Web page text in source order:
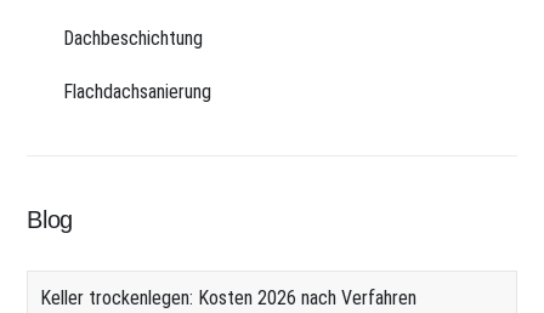
Dachbeschichtung
Flachdachsanierung
Blog
Keller trockenlegen: Kosten 2026 nach Verfahren